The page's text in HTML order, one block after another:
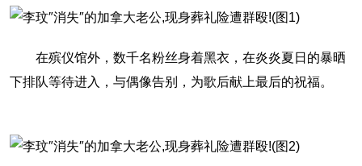
在殡仪馆外，数千名粉丝身着黑衣，在炎炎夏日的暴晒
下排队等待进入，与偶像告别，为歌后献上最后的祝福。